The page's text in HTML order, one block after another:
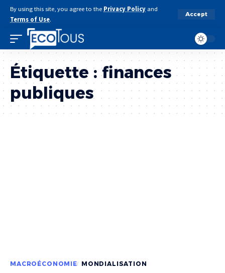
By using this site, you agree to the Privacy Policy and
Terms of Use.
Accept
Étiquette :finances
publiques
MACROÉCONOMIE MONDIALISATION